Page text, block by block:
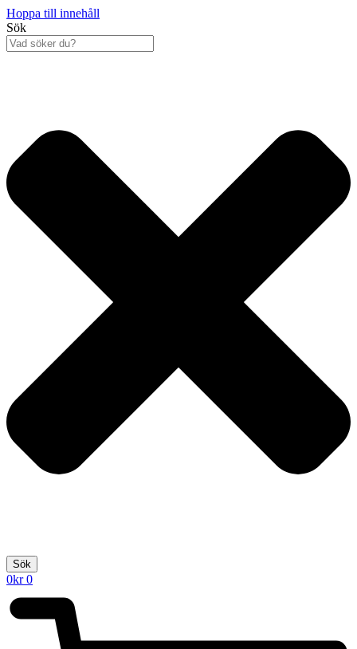
Hoppa till innehåll
Sök
Sök
0kr 0